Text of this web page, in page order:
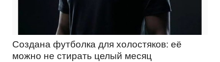
Создана футболка для холостяков: её
можно не стирать целый месяц